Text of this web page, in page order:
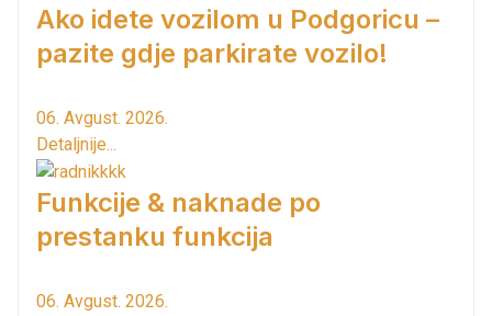
Ako idete vozilom u Podgoricu –
pazite gdje parkirate vozilo!
06. Avgust. 2026.
Detaljnije...
Funkcije & naknade po
prestanku funkcija
06. Avgust. 2026.